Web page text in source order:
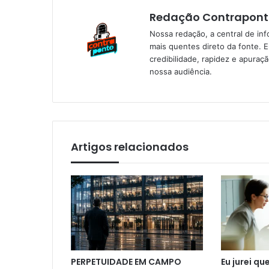
Redação
Nossa redação, a central de
mais quentes direto da fonte.
credibilidade, rapidez e
nossa audiência.
Artigos relacionados
PERPETUIDADE EM CAMPO Eu jurei